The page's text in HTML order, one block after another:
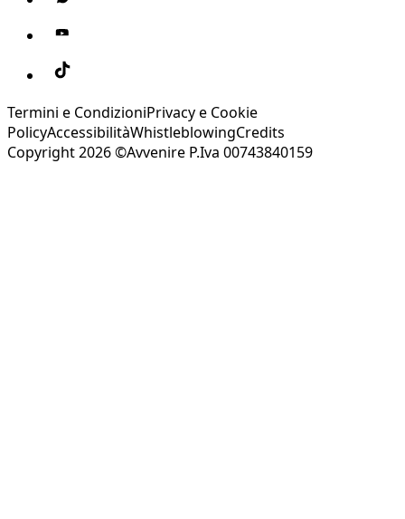
Termini e CondizioniPrivacy e Cookie
PolicyAccessibilitàWhistleblowingCredits
Copyright 2026 ©Avvenire P.Iva 00743840159